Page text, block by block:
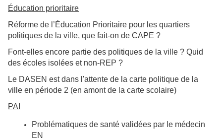
Éducation prioritaire
Réforme de l’Éducation Prioritaire pour les quartiers
politiques de la ville, que fait-on de CAPE ?
Font-elles encore partie des politiques de la ville ? Quid
des écoles isolées et non-REP ?
Le DASEN est dans l'attente de la carte politique de la
ville en période 2 (en amont de la carte scolaire)
PAI
Problématiques de santé validées par le médecin
EN